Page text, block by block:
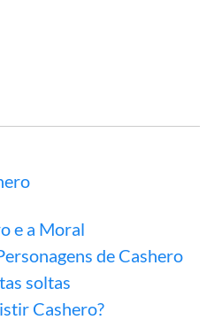
e a Moral
de Cashero
soltas
Cashero?